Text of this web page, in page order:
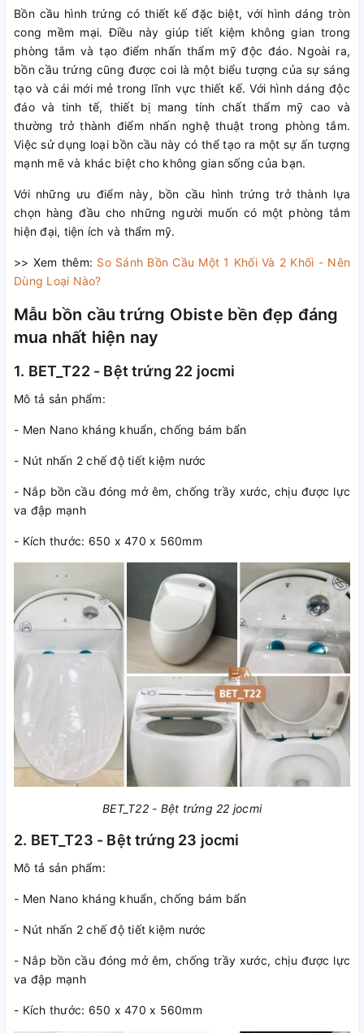
Bồn cầu hình trứng có thiết kế đặc biệt, với hình dáng tròn
cong mềm mại. Điều này giúp tiết kiệm không gian trong
phòng tắm và tạo điểm nhấn thẩm mỹ độc đáo. Ngoài ra,
bồn cầu trứng cũng được coi là một biểu tượng của sự sáng
tạo và cái mới mẻ trong lĩnh vực thiết kế. Với hình dáng độc
đáo và tinh tế, thiết bị mang tính chất thẩm mỹ cao và
thường trở thành điểm nhấn nghệ thuật trong phòng tắm.
Việc sử dụng loại bồn cầu này có thể tạo ra một sự ấn tượng
mạnh mẽ và khác biệt cho không gian sống của bạn.
Với những ưu điểm này, bồn cầu hình trứng trở thành lựa
chọn hàng đầu cho những người muốn có một phòng tắm
hiện đại, tiện ích và thẩm mỹ.
>> Xem thêm: So Sánh Bồn Cầu Một 1 Khối Và 2 Khối - Nên
Dùng Loại Nào?
Mẫu bồn cầu trứng Obiste bền đẹp đáng
mua nhất hiện nay
1. BET_T22 - Bệt trứng 22 jocmi
Mô tả sản phẩm:
- Men Nano kháng khuẩn, chống bám bẩn
- Nút nhấn 2 chế độ tiết kiệm nước
- Nắp bồn cầu đóng mở êm, chống trầy xước, chịu được lực
va đập mạnh
- Kích thước: 650 x 470 x 560mm
BET_T22 - Bệt trứng 22 jocmi
2. BET_T23 - Bệt trứng 23 jocmi
Mô tả sản phẩm:
- Men Nano kháng khuẩn, chống bám bẩn
- Nút nhấn 2 chế độ tiết kiệm nước
- Nắp bồn cầu đóng mở êm, chống trầy xước, chịu được lực
va đập mạnh
- Kích thước: 650 x 470 x 560mm